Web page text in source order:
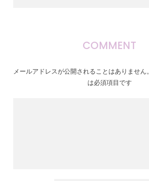
COMMENT
メールアドレスが公開されることはありません。
は必須項目です